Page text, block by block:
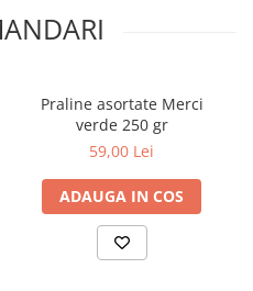
Praline asortate Merci
verde 250 gr
59,00 Lei
ADAUGA IN COS